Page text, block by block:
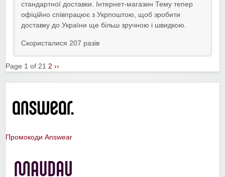
стандартної доставки. Інтернет-магазин Тему тепер
офіційно співпрацює з Укрпоштою, щоб зробити
доставку до України ще більш зручною і швидкою.
Скористалися 207 разів
Page 1 of 21 2 ››
Промокоди Answear